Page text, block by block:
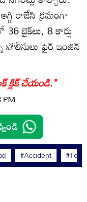
రాజేసి క్రమంగా
బైక్‌లు, 8 కార్లు
ఫైర్ ఇంజిన్
క్లిక్ చేయండి."
PM
#Accident